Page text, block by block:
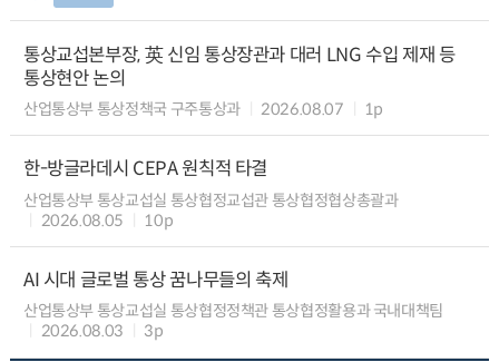
통상교섭본부장, 英 신임 통상장관과 대러 LNG 수입 제재 등
통상현안 논의
산업통상부 통상정책국 구주통상과 2026.08.07 1p
한-방글라데시 CEPA 원칙적 타결
산업통상부 통상교섭실 통상협정교섭관 통상협정협상총괄과
2026.08.05
10p
AI 시대 글로벌 통상 꿈나무들의 축제
산업통상부 통상교섭실 통상협정정책관 통상협정활용과 국내대책팀
2026.08.03
3p